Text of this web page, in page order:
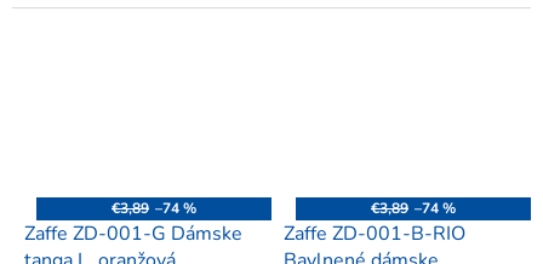
€3,89 –74 %
Zaffe ZD-001-G Dámske
€3,89 –74 %
Zaffe ZD-001-B-RIO